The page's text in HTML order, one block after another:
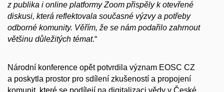
z publika i online platformy Zoom přispěly k otevřené
diskusi, která reflektovala současné výzvy a potřeby
odborné komunity. Věřím, že se nám podařilo zahrnout
většinu důležitých témat.“
Národní konference opět potvrdila význam EOSC CZ
a poskytla prostor pro sdílení zkušeností a propojení
komunit, které se podílejí na digitalizaci vědy v České